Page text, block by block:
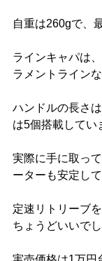
自重は260gで、
ラインキャパは
ラメントライン
ハンドルの長さ
は5個搭載してい
実際に手に取っ
ーターも安定し
定速リトリーブ
ちょうどいいでし